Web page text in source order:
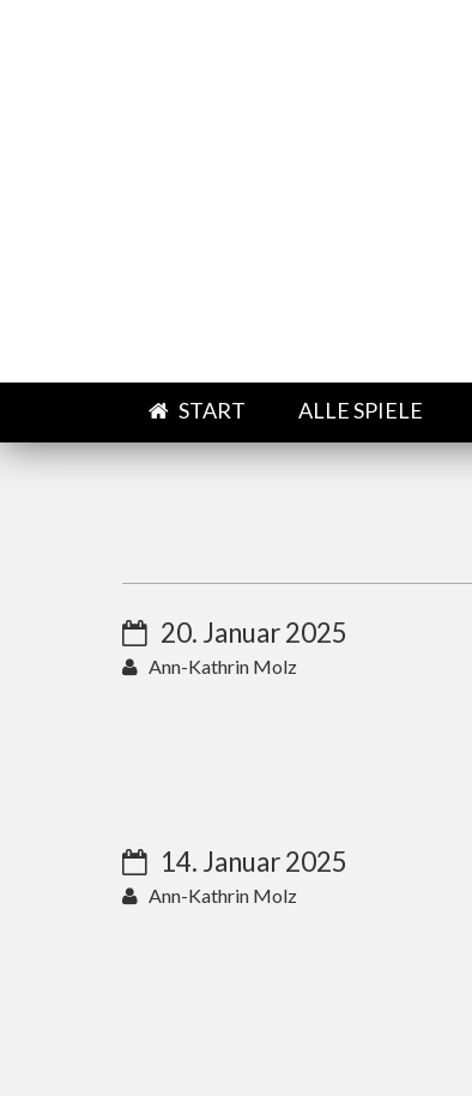
START ALLE SPIELE
20. Januar 2025
Ann-Kathrin Molz
14. Januar 2025
Ann-Kathrin Molz